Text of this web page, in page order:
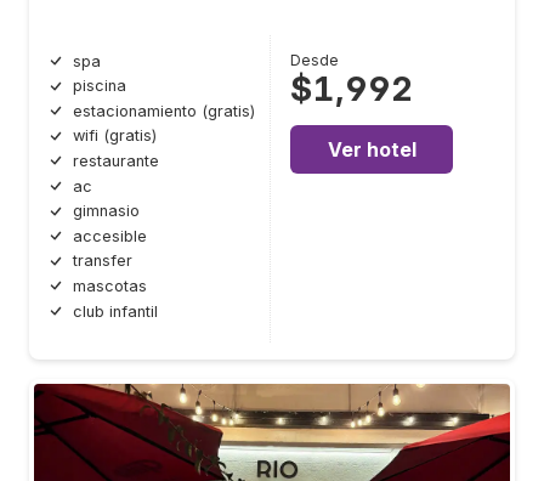
spa
piscina
estacionamiento (gratis)
wifi (gratis)
restaurante
ac
gimnasio
accesible
transfer
mascotas
club infantil
Desde
$1,992
Ver hotel